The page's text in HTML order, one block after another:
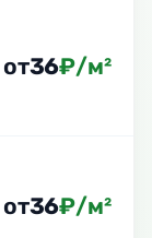
от36₽/м²
от36₽/м²